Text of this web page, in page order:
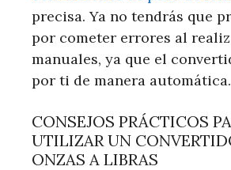
precisa. Ya no tendrás que
por cometer errores al
manuales, ya que el
por ti de manera automática.
CONSEJOS PRÁCTICOS
UTILIZAR UN
ONZAS A LIBRAS